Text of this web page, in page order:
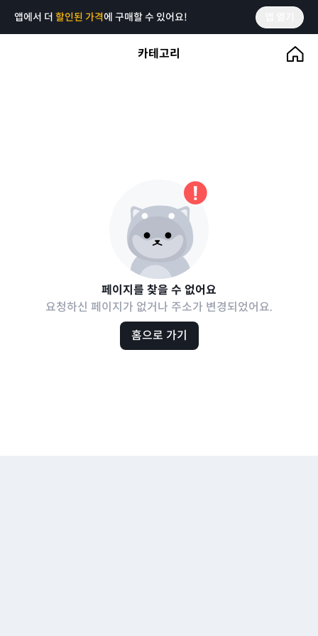
앱에서 더 할인된 가격에 구매할 수 있어요!
카테고리
페이지를 찾을 수 없어요
요청하신 페이지가 없거나 주소가 변경되었어요.
홈으로 가기